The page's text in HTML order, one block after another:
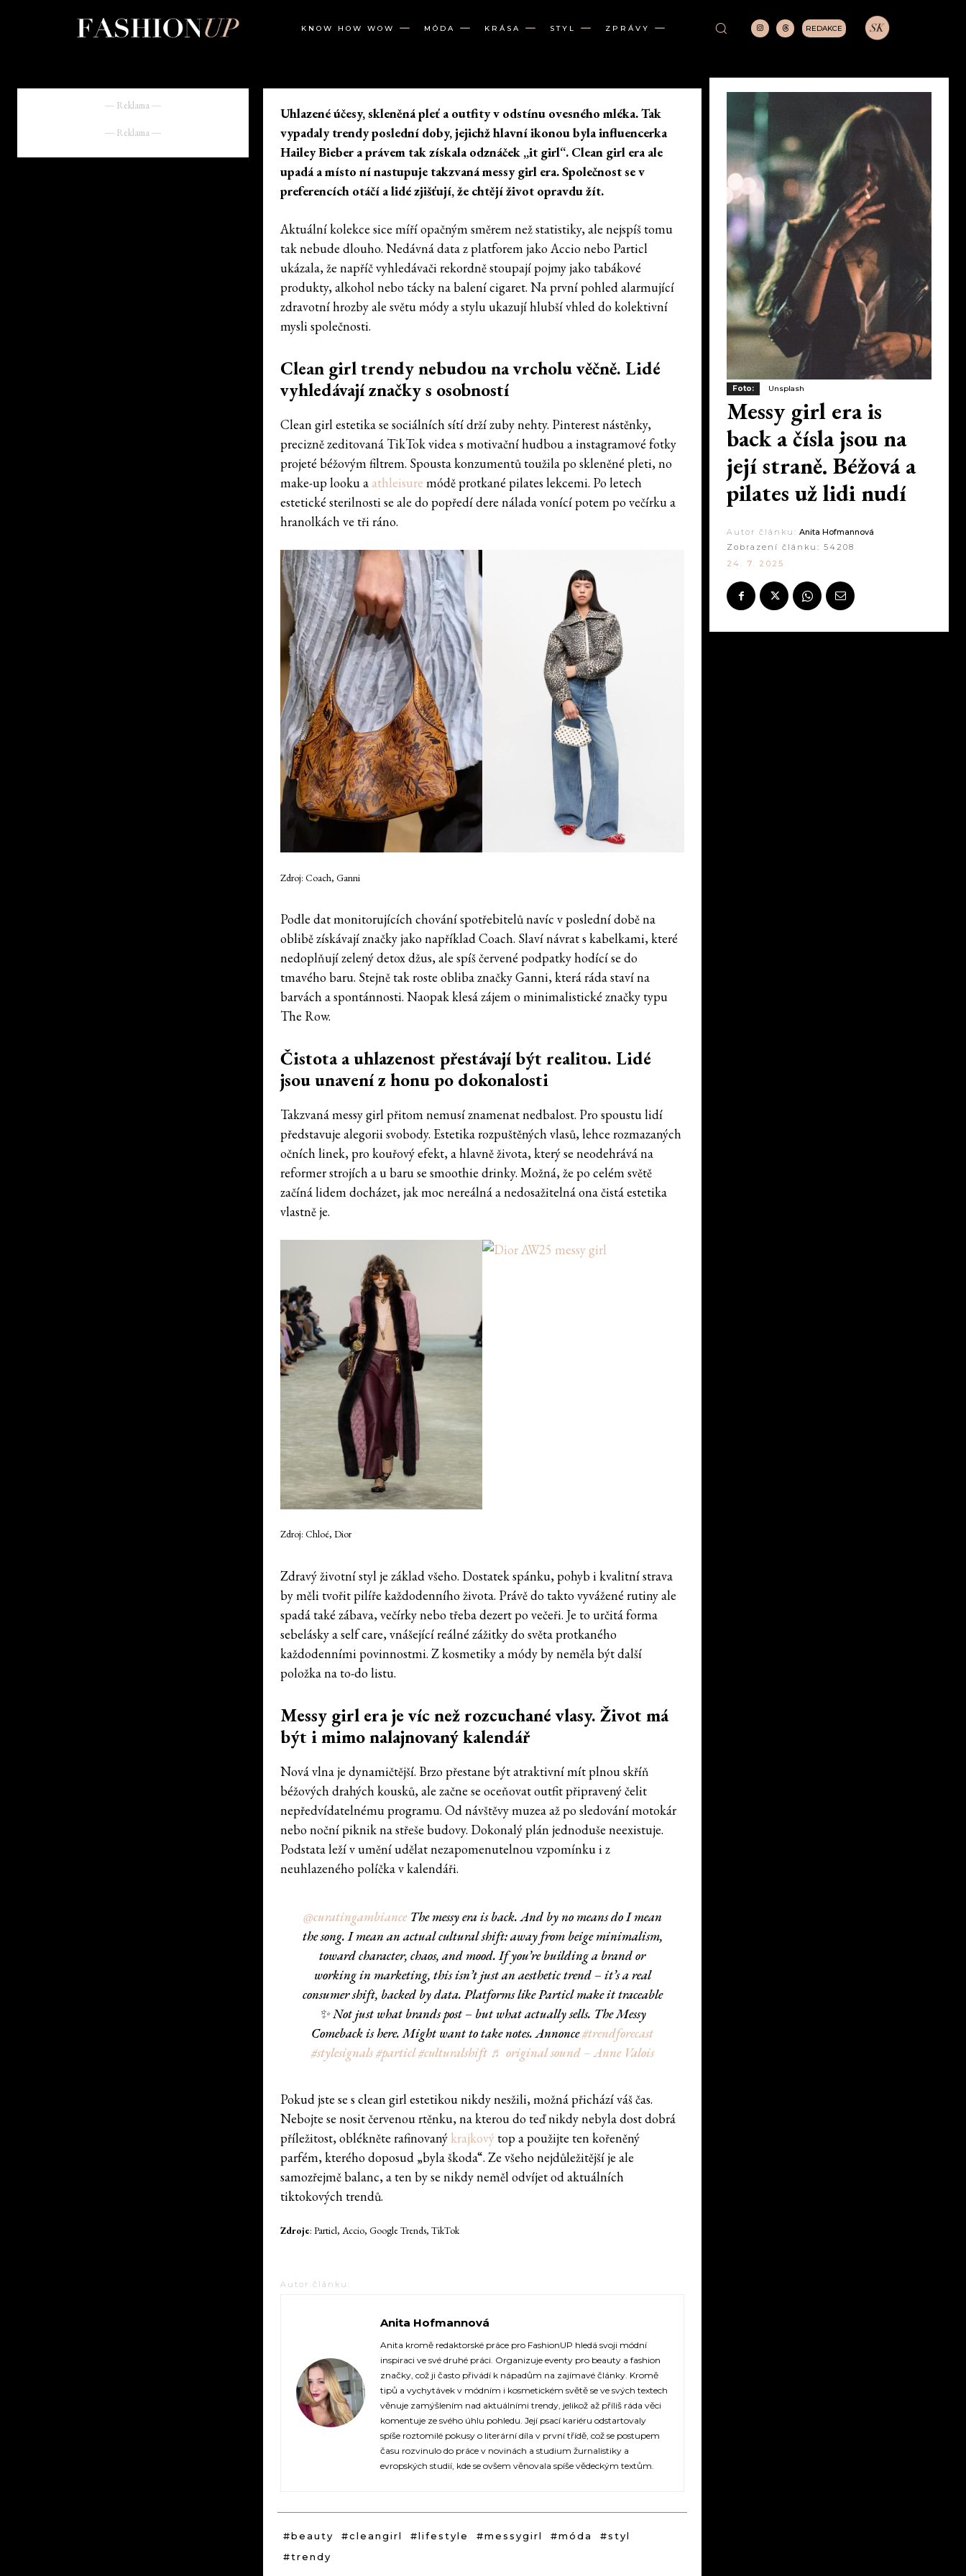
KNOW HOW WOW MÓDA KRÁSA STYL ZPRÁVY REDAKCE
― Reklama ―
― Reklama ―
Uhlazené účesy, skleněná pleť a outfity v odstínu ovesného mléka. Tak
vypadaly trendy poslední doby, jejichž hlavní ikonou byla influencerka
Hailey Bieber a právem tak získala odznáček „it girl“. Clean girl era ale
upadá a místo ní nastupuje takzvaná messy girl era. Společnost se v
preferencích otáčí a lidé zjišťují, že chtějí život opravdu žít.
Aktuální kolekce sice míří opačným směrem než statistiky, ale nejspíš tomu
tak nebude dlouho. Nedávná data z platforem jako Accio nebo Particl
ukázala, že napříč vyhledávači rekordně stoupají pojmy jako tabákové
produkty, alkohol nebo tácky na balení cigaret. Na první pohled alarmující
zdravotní hrozby ale světu módy a stylu ukazují hlubší vhled do kolektivní
mysli společnosti.
Clean girl trendy nebudou na vrcholu věčně. Lidé
vyhledávají značky s osobností
Clean girl estetika se sociálních sítí drží zuby nehty. Pinterest nástěnky,
precizně zeditovaná TikTok videa s motivační hudbou a instagramové fotky
projeté béžovým filtrem. Spousta konzumentů toužila po skleněné pleti, no
make-up looku a athleisuremódě protkané pilates lekcemi. Po letech
estetické sterilnosti se ale do popředí dere nálada vonící potem po večírku a
hranolkách ve tři ráno.
Zdroj: Coach, Ganni
Podle dat monitorujících chování spotřebitelů navíc v poslední době na
oblibě získávají značky jako například Coach. Slaví návrat s kabelkami, které
nedoplňují zelený detox džus, ale spíš červené podpatky hodící se do
tmavého baru. Stejně tak roste obliba značky Ganni, která ráda staví na
barvách a spontánnosti. Naopak klesá zájem o minimalistické značky typu
The Row.
Čistota a uhlazenost přestávají být realitou. Lidé
jsou unavení z honu po dokonalosti
Takzvaná messy girl přitom nemusí znamenat nedbalost. Pro spoustu lidí
představuje alegorii svobody. Estetika rozpuštěných vlasů, lehce rozmazaných
očních linek, pro kouřový efekt, a hlavně života, který se neodehrává na
reformer strojích a u baru se smoothie drinky. Možná, že po celém světě
začíná lidem docházet, jak moc nereálná a nedosažitelná ona čistá estetika
vlastně je.
Zdroj: Chloé, Dior
Zdravý životní styl je základ všeho. Dostatek spánku, pohyb i kvalitní strava
by měli tvořit pilíře každodenního života. Právě do takto vyvážené rutiny ale
spadá také zábava, večírky nebo třeba dezert po večeři. Je to určitá forma
sebelásky a self care, vnášející reálné zážitky do světa protkaného
každodenními povinnostmi. Z kosmetiky a módy by neměla být další
položka na to-do listu.
Messy girl era je víc než rozcuchané vlasy. Život má
být i mimo nalajnovaný kalendář
Nová vlna je dynamičtější. Brzo přestane být atraktivní mít plnou skříň
béžových drahých kousků, ale začne se oceňovat outfit připravený čelit
nepředvídatelnému programu. Od návštěvy muzea až po sledování motokár
nebo noční piknik na střeše budovy. Dokonalý plán jednoduše neexistuje.
Podstata leží v umění udělat nezapomenutelnou vzpomínku i z
neuhlazeného políčka v kalendáři.
@curatingambianceThe messy era is back. And by no means do I mean
the song. I mean an actual cultural shift: away from beige minimalism,
toward character, chaos, and mood. If you’re building a brand or
working in marketing, this isn’t just an aesthetic trend – it’s a real
consumer shift, backed by data. Platforms like Particl make it traceable
✨ Not just what brands post – but what actually sells. The Messy
Comeback is here. Might want to take notes. Annonce#trendforecast
#stylesignals#particl#culturalshift ♬ original sound – Anne Valois
Pokud jste se s clean girl estetikou nikdy nesžili, možná přichází váš čas.
Nebojte se nosit červenou rtěnku, na kterou do teď nikdy nebyla dost dobrá
příležitost, oblékněte rafinovaný krajkovýtop a použijte ten kořeněný
parfém, kterého doposud „byla škoda“. Ze všeho nejdůležitější je ale
samozřejmě balanc, a ten by se nikdy neměl odvíjet od aktuálních
tiktokových trendů.
Zdroje: Particl, Accio, Google Trends, TikTok
Autor článku:
Anita Hofmannová
https://fashionup.cz/
Anita kromě redaktorské práce pro FashionUP hledá svoji módní
inspiraci ve své druhé práci. Organizuje eventy pro beauty a fashion
značky, což ji často přivádí k nápadům na zajímavé články. Kromě
tipů a vychytávek v módním i kosmetickém světě se ve svých textech
věnuje zamýšlením nad aktuálními trendy, jelikož až příliš ráda věci
komentuje ze svého úhlu pohledu. Její psací kariéru odstartovaly
spíše roztomilé pokusy o literární díla v první třídě, což se postupem
času rozvinulo do práce v novinách a studium žurnalistiky a
evropských studií, kde se ovšem věnovala spíše vědeckým textům.
#beauty #cleangirl #lifestyle #messygirl #móda
#styl
#trendy
Foto: Unsplash
Messy girl era is
back a čísla jsou na
její straně. Béžová a
pilates už lidi nudí
Autor článku: Anita Hofmannová
Zobrazení článku: 54208
24. 7. 2025